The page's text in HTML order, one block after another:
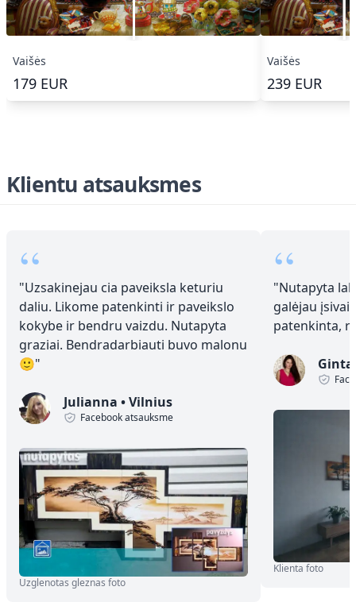
Vaišės
179 EUR
Vaišės
239 EUR
Klientu atsauksmes
“
"Uzsakinejau cia paveiksla keturiu
daliu. Likome patenkinti ir paveikslo
kokybe ir bendru vaizdu. Nutapyta
graziai. Bendradarbiauti buvo malonu
🙂"
Julianna •Vilnius
Facebook atsauksme
Uzglenotas gleznas foto
“
"Nutapyta
galėjau
patenkinta,
Klienta foto